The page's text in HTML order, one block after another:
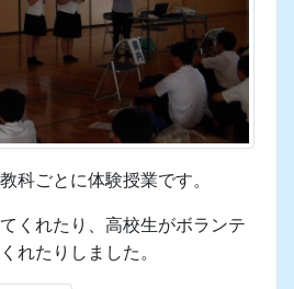
ューに答えて、具体的な学校
います。